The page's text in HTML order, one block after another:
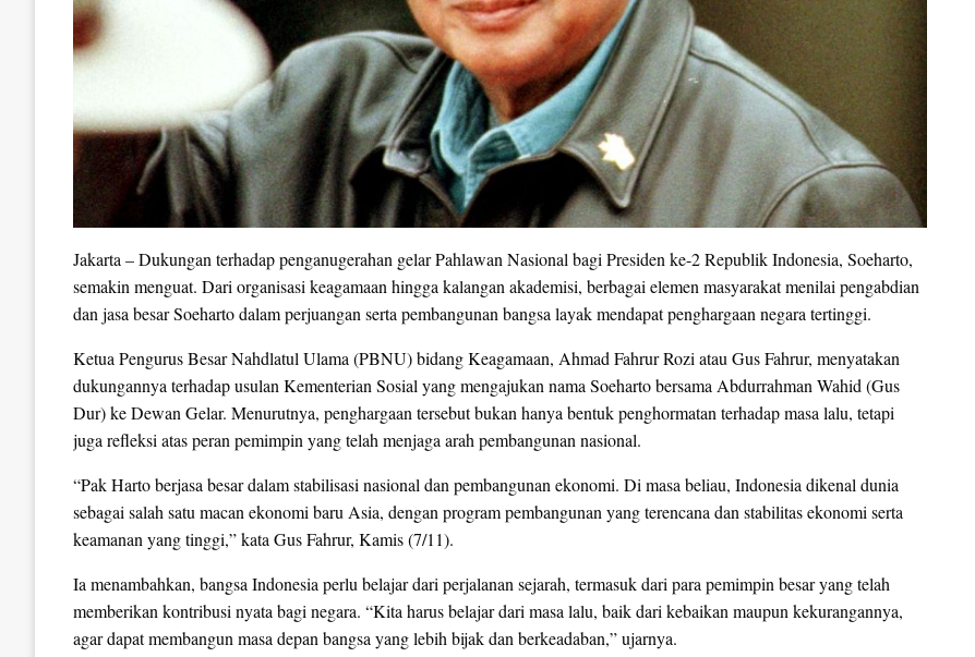
Jakarta – Dukungan terhadap penganugerahan gelar Pahlawan Nasional bagi Presiden ke-2 Republik Indonesia, Soeharto,
semakin menguat. Dari organisasi keagamaan hingga kalangan akademisi, berbagai elemen masyarakat menilai pengabdian
dan jasa besar Soeharto dalam perjuangan serta pembangunan bangsa layak mendapat penghargaan negara tertinggi.
Ketua Pengurus Besar Nahdlatul Ulama (PBNU) bidang Keagamaan, Ahmad Fahrur Rozi atau Gus Fahrur, menyatakan
dukungannya terhadap usulan Kementerian Sosial yang mengajukan nama Soeharto bersama Abdurrahman Wahid (Gus
Dur) ke Dewan Gelar. Menurutnya, penghargaan tersebut bukan hanya bentuk penghormatan terhadap masa lalu, tetapi
juga refleksi atas peran pemimpin yang telah menjaga arah pembangunan nasional.
“Pak Harto berjasa besar dalam stabilisasi nasional dan pembangunan ekonomi. Di masa beliau, Indonesia dikenal dunia
sebagai salah satu macan ekonomi baru Asia, dengan program pembangunan yang terencana dan stabilitas ekonomi serta
keamanan yang tinggi,” kata Gus Fahrur, Kamis (7/11).
Ia menambahkan, bangsa Indonesia perlu belajar dari perjalanan sejarah, termasuk dari para pemimpin besar yang telah
memberikan kontribusi nyata bagi negara. “Kita harus belajar dari masa lalu, baik dari kebaikan maupun kekurangannya,
agar dapat membangun masa depan bangsa yang lebih bijak dan berkeadaban,” ujarnya.